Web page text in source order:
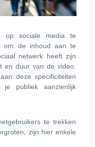
op sociale media te
om de inhoud aan te
netwerk heeft zijn
en duur van de video.
deze specificiteiten
publiek aanzienlijk
te trekken
zijn hier enkele